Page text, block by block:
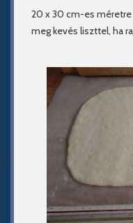
20 x 30 cm-es méretre
meg kevés liszttel, ha